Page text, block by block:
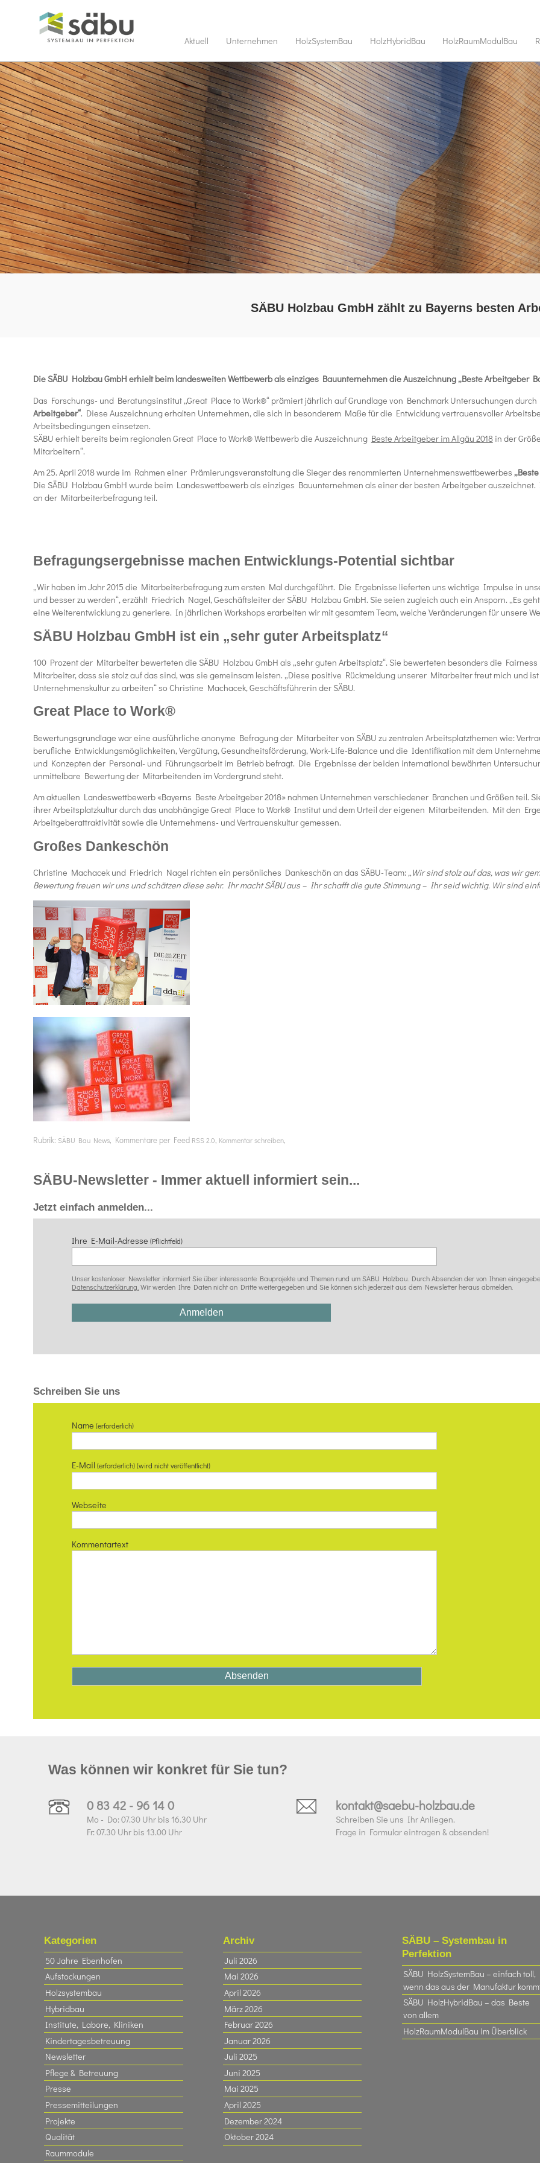
Aktuell Unternehmen HolzSystemBau HolzHybridBau HolzRaumModulBau
SÄBU Holzbau GmbH zählt zu Bayerns besten
Die SÄBU Holzbau GmbH erhielt beim landesweiten Wettbewerb als einziges Bauunternehmen die Auszeichnung „Beste Arbeitgeber
Das Forschungs- und Beratungsinstitut „Great Place to Work®“ prämiert jährlich auf Grundlage von Benchmark Untersuchungen
Arbeitgeber“. Diese Auszeichnung erhalten Unternehmen, die sich in besonderem Maße für die Entwicklung vertrauensvoller
Arbeitsbedingungen einsetzen.
SÄBU erhielt bereits beim regionalen Great Place to Work® Wettbewerb die Auszeichnung Beste Arbeitgeber im Allgäu 2018in der
Mitarbeitern“.
Am 25. April 2018 wurde im Rahmen einer Prämierungsveranstaltung die Sieger des renommierten Unternehmenswettbewerbes
Die SÄBU Holzbau GmbH wurde beim Landeswettbewerb als einziges Bauunternehmen als einer der besten Arbeitgeber
an der Mitarbeiterbefragung teil.
Befragungsergebnisse machen Entwicklungs-Potential sichtbar
„Wir haben im Jahr 2015 die Mitarbeiterbefragung zum ersten Mal durchgeführt. Die Ergebnisse lieferten uns wichtige Impulse in
und besser zu werden“, erzählt Friedrich Nagel, Geschäftsleiter der SÄBU Holzbau GmbH. Sie seien zugleich auch ein Ansporn. „Es
eine Weiterentwicklung zu generiere. In jährlichen Workshops erarbeiten wir mit gesamtem Team, welche Veränderungen für unsere
SÄBU Holzbau GmbH ist ein „sehr guter Arbeitsplatz“
100 Prozent der Mitarbeiter bewerteten die SÄBU Holzbau GmbH als „sehr guten Arbeitsplatz“. Sie bewerteten besonders die
Mitarbeiter, dass sie stolz auf das sind, was sie gemeinsam leisten. „Diese positive Rückmeldung unserer Mitarbeiter freut mich und
Unternehmenskultur zu arbeiten“ so Christine Machacek, Geschäftsführerin der SÄBU.
Great Place to Work®
Bewertungsgrundlage war eine ausführliche anonyme Befragung der Mitarbeiter von SÄBU zu zentralen Arbeitsplatzthemen wie:
berufliche Entwicklungsmöglichkeiten, Vergütung, Gesundheitsförderung, Work-Life-Balance und die Identifikation mit dem
und Konzepten der Personal- und Führungsarbeit im Betrieb befragt. Die Ergebnisse der beiden international bewährten
unmittelbare Bewertung der Mitarbeitenden im Vordergrund steht.
Am aktuellen Landeswettbewerb «Bayerns Beste Arbeitgeber 2018» nahmen Unternehmen verschiedener Branchen und Größen teil.
ihrer Arbeitsplatzkultur durch das unabhängige Great Place to Work® Institut und dem Urteil der eigenen Mitarbeitenden. Mit den
Arbeitgeberattraktivität sowie die Unternehmens- und Vertrauenskultur gemessen.
Großes Dankeschön
Christine Machacek und Friedrich Nagel richten ein persönliches Dankeschön an das SÄBU-Team: „Wir sind stolz auf das, was wir
Bewertung freuen wir uns und schätzen diese sehr. Ihr macht SÄBU aus – Ihr schafft die gute Stimmung – Ihr seid wichtig. Wir sind
Rubrik: SÄBU Bau News, Kommentare per Feed RSS 2.0, Kommentar schreiben,
SÄBU-Newsletter - Immer aktuell informiert sein...
Jetzt einfach anmelden...
Ihre E-Mail-Adresse(Pflichtfeld)
Unser kostenloser Newsletter informiert Sie über interessante Bauprojekte und Themen rund um SÄBU Holzbau. Durch Absenden der von Ihnen
Datenschutzerklärung.Wir werden Ihre Daten nicht an Dritte weitergegeben und Sie können sich jederzeit aus dem Newsletter heraus abmelden.
Schreiben Sie uns
Name(erforderlich)
E-Mail(erforderlich) (wird nicht veröffentlicht)
Webseite
Kommentartext
Was können wir konkret für Sie tun?
0 83 42 - 96 14 0
Mo - Do: 07.30 Uhr bis 16.30 Uhr
Fr: 07.30 Uhr bis 13.00 Uhr
kontakt@saebu-holzbau.de
Schreiben Sie uns Ihr Anliegen.
Frage in Formular eintragen & absenden!
Kategorien
50 Jahre Ebenhofen
Aufstockungen
Holzsystembau
Hybridbau
Institute, Labore, Kliniken
Kindertagesbetreuung
Newsletter
Pflege & Betreuung
Presse
Pressemitteilungen
Projekte
Qualität
Raummodule
Archiv
Juli 2026
Mai 2026
April 2026
März 2026
Februar 2026
Januar 2026
Juli 2025
Juni 2025
Mai 2025
April 2025
Dezember 2024
Oktober 2024
SÄBU – Systembau in
Perfektion
SÄBU HolzSystemBau – einfach toll,
wenn das aus der Manufaktur kommt
SÄBU HolzHybridBau – das Beste
von allem
HolzRaumModulBau im Überblick